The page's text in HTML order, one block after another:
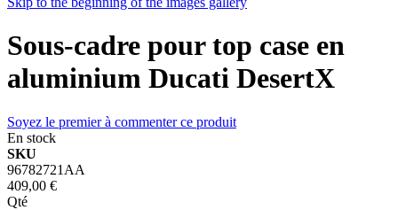
Sous-cadre pour top case en
aluminium Ducati DesertX
Soyez le premier à commenter ce produit
En stock
SKU
96782721AA
409,00 €
Qté